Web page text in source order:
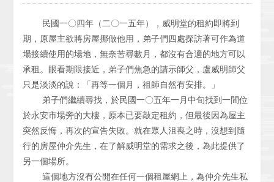
民國一〇四年（二〇一五年），威明堂的租約即將到
期，原屋主欲將房屋挪做他用，弟子們四處探訪著可作為道
場接續使用的場地，無奈苦尋數月，都沒有合適的地方可以
承租。眼看期限接近，弟子們焦急的請示師父，盧威明師父
只是淡淡的說：「再等一個月，祖師自然有安排。」
弟子們繼續尋找，於民國一〇五年一月中旬找到一間位
於永安市場旁的大樓，原本已要敲定租約，但最後因為屋主
突然反悔，再次的宣告失敗。就在眾人沮喪之時，沒想到隨
行的房屋仲介先生，在了解威明堂的需求之後，為此提供了
另一個場所。
這個地方沒有公開在任何一個租屋網上，為仲介先生私